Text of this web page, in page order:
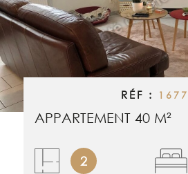
RÉF : 1677
APPARTEMENT 40 M²
2